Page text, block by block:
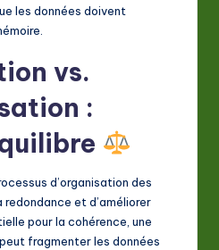
les données doivent
vs.
:
d’organisation des
redondance et d’améliorer
pour la cohérence, une
fragmenter les données